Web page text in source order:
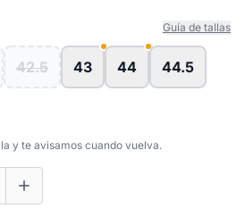
Guía de tallas
42.5 43 44 44.5
y te avisamos cuando vuelva.